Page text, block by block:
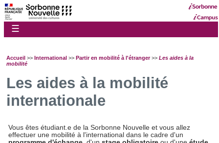
☰
Accueil >> International >> Partir en mobilité à l'étranger>> Les aides à la
mobilité
Les aides à la mobilité
internationale
Vous êtes étudiant.e de la Sorbonne Nouvelle et vous allez
effectuer une mobilité à l'international dans le cadre d'un